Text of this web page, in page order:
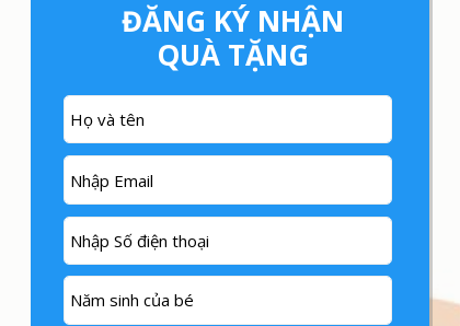
ĐĂNG KÝ NHẬN
QUÀ TẶNG